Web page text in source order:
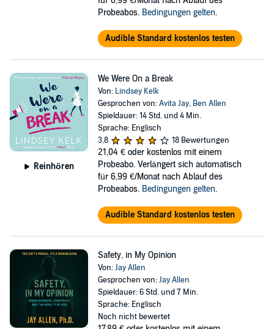
Probeabos. Bedingungen gelten.
Audible Standard kostenlos testen
Reinhören
We Were On a Break
Von: Lindsey Kelk
Gesprochen von:Avita Jay, Ben Allen
Spieldauer: 14 Std. und 4 Min.
Sprache: Englisch
3,8
18 Bewertungen
21,04 € oder kostenlos mit einem
Probeabo. Verlängert sich automatisch
für 6,99 €/Monat nach Ablauf des
Probeabos. Bedingungen gelten.
Audible Standard kostenlos testen
Safety, in My Opinion
Von:Jay Allen
Gesprochen von:Jay Allen
Spieldauer: 6 Std. und 7 Min.
Sprache: Englisch
Noch nicht bewertet